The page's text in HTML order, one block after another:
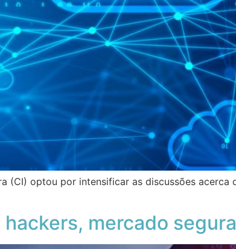
(CI) optou por intensificar as discussões
mercado